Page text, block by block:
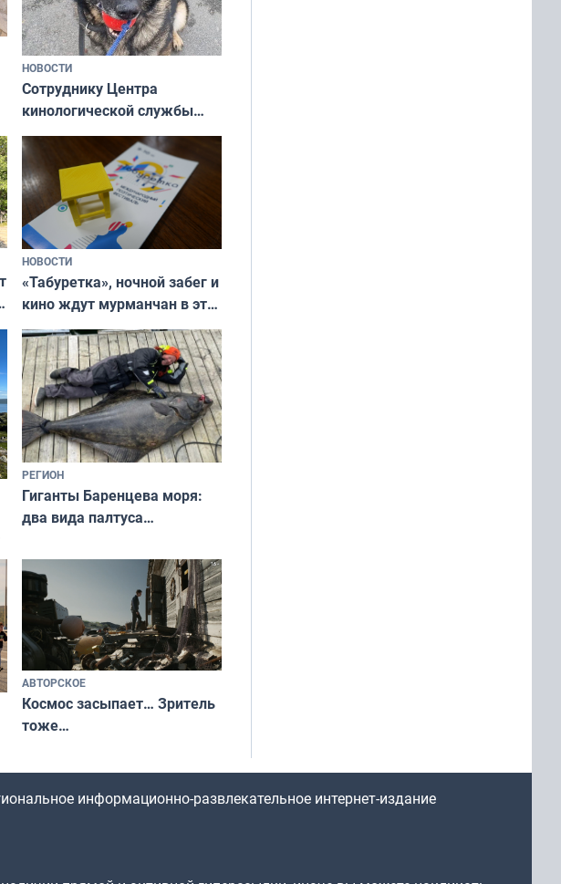
НОВОСТИ
Сотруднику Центра
кинологической службы
ищут новый дом
НОВОСТИ
«Табуретка», ночной забег и
кино ждут мурманчан в эти
выходные
РЕГИОН
Гиганты Баренцева моря:
два вида палтуса
АВТОРСКОЕ
Космос засыпает… Зритель
тоже…
информационно-развлекательное интернет-издание